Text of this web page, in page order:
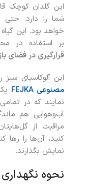
این گلدان کوچک
شما را دارد. حتی
خواهد بود. این
بر استفاده در
قرارگیری در فضای
این آلوکاسیای
مصنوعی FEJKA
نمایند که در
آب‌وهوایی هم
مراقبت از
کنید، آن‌ها را رها
نمایش بگذارند.
نحوه نگهداری